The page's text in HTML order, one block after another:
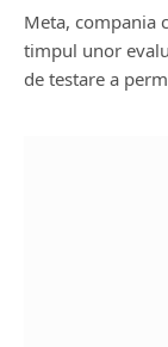
Meta, compania
timpul unor
de testare a